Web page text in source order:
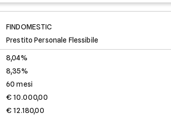
FINDOMESTIC
Prestito Personale Flessibile
8,04%
8,35%
60 mesi
€ 10.000,00
€ 12.180,00